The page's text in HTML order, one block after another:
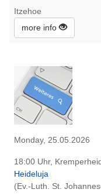
Itzehoe
more info
Monday, 25.05.2026
18:00 Uhr,
Heideluja
(Ev.-Luth. St.